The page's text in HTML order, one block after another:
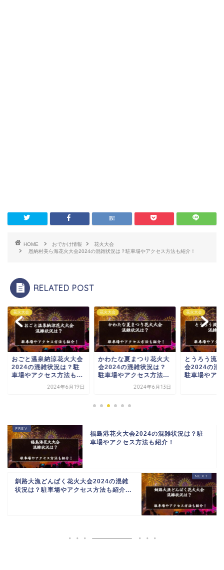
HOME おでかけ情報
花火大会
恩納村美ら海花火大会2024の混雑状況は？駐車場やアクセス方法も紹介！
RELATED POST
と温泉納涼花火大会
の混雑状況は？駐
やアクセス方法も...
2024年6月19日
かわたな夏まつり花火大
会2024の混雑状況は？
駐車場やアクセス方法...
2024年6月13日
とうろう流しと大花
会2024の混雑状況
駐車場やアクセス方
福島港花火大会2024の混雑状況は？駐
車場やアクセス方法も紹介！
釧路大漁どんぱく花火大会2024の混雑
状況は？駐車場やアクセス方法も紹介...